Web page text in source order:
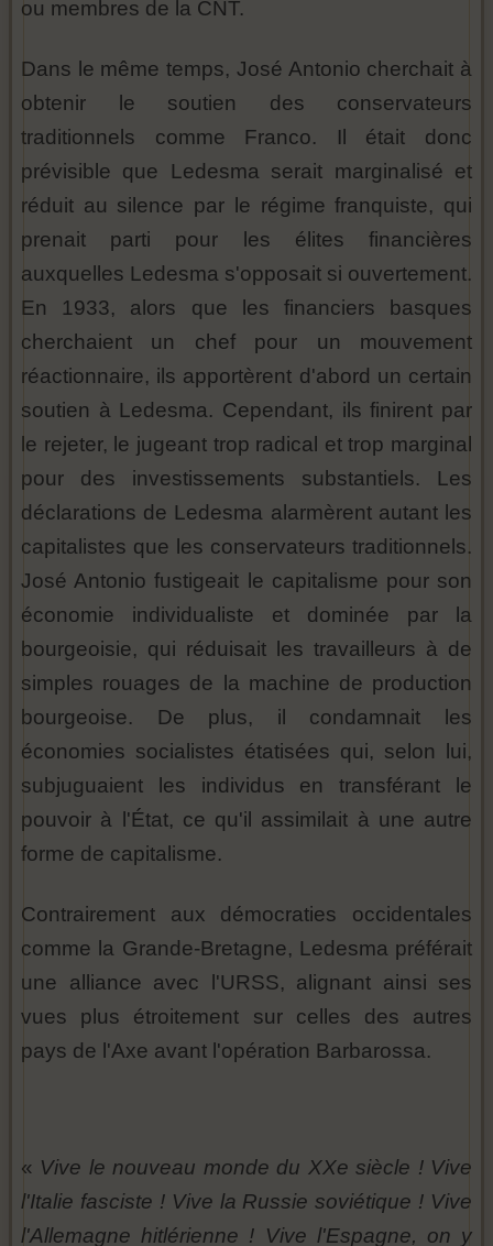
ou membres de la CNT.
Dans le même temps, José Antonio cherchait à
obtenir le soutien des conservateurs
traditionnels comme Franco. Il était donc
prévisible que Ledesma serait marginalisé et
réduit au silence par le régime franquiste, qui
prenait parti pour les élites financières
auxquelles Ledesma s'opposait si ouvertement.
En 1933, alors que les financiers basques
cherchaient un chef pour un mouvement
réactionnaire, ils apportèrent d'abord un certain
soutien à Ledesma. Cependant, ils finirent par
le rejeter, le jugeant trop radical et trop marginal
pour des investissements substantiels. Les
déclarations de Ledesma alarmèrent autant les
capitalistes que les conservateurs traditionnels.
José Antonio fustigeait le capitalisme pour son
économie individualiste et dominée par la
bourgeoisie, qui réduisait les travailleurs à de
simples rouages ​​de la machine de production
bourgeoise. De plus, il condamnait les
économies socialistes étatisées qui, selon lui,
subjuguaient les individus en transférant le
pouvoir à l'État, ce qu'il assimilait à une autre
forme de capitalisme.
Contrairement aux démocraties occidentales
comme la Grande-Bretagne, Ledesma préférait
une alliance avec l'URSS, alignant ainsi ses
vues plus étroitement sur celles des autres
pays de l'Axe avant l'opération Barbarossa.
« Vive le nouveau monde du XXe siècle ! Vive
l'Italie fasciste ! Vive la Russie soviétique ! Vive
l'Allemagne hitlérienne ! Vive l'Espagne, on y